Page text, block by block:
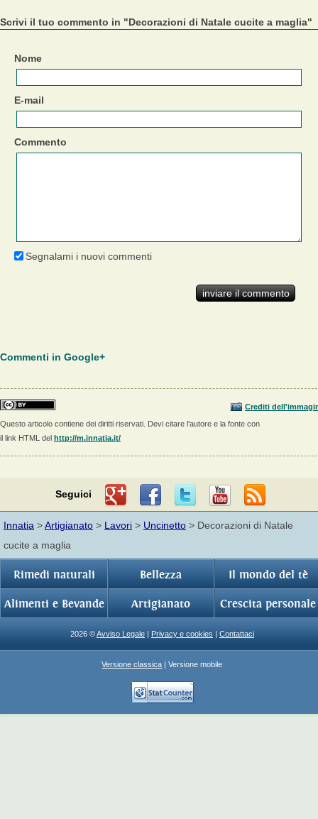
Scrivi il tuo commento in "Decorazioni di Natale cucite a maglia"
Nome
E-mail
Commento
Segnalami i nuovi commenti
Commenti in Google+
Crediti
Questo articolo contiene dei diritti riservati. Devi citare l'autore e la fonte con
il link HTML del http://m.innatia.it/
Seguici
Innatia >Artigianato > Lavori > Uncinetto > Decorazioni di Natale
cucite a maglia
Rimedi naturali Bellezza Il mondo del tè
Alimenti e Bevande Artigianato Crescita personale
2026 ©Avviso Legale | Privacy e cookies | Contattaci
Versione classica | Versione mobile